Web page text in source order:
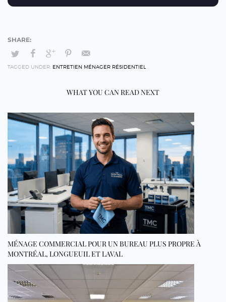
TAGGED UNDER: ENTRETIEN MÉNAGER RÉSIDENTIEL
WHAT YOU CAN READ NEXT
MÉNAGE COMMERCIAL POUR UN BUREAU PLUS PROPRE À
MONTRÉAL, LONGUEUIL ET LAVAL